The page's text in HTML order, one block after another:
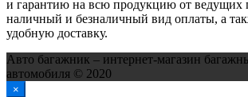
и гарантию на всю продукцию от ведущих
наличный и безналичный вид оплаты, а
удобную доставку.
Авто багажник – интернет-магазин
автомобиля © 2020
×